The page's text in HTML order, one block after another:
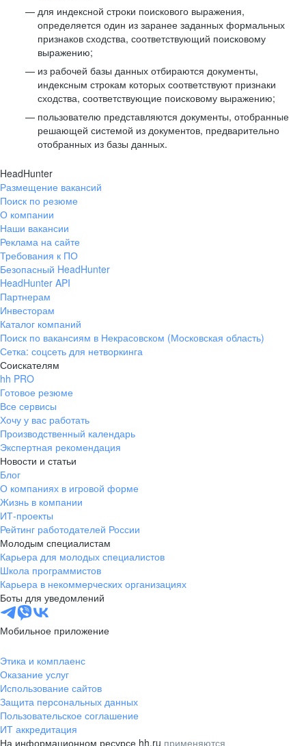
для индексной строки поискового выражения,
определяется один из заранее заданных формальных
признаков сходства, соответствующий поисковому
выражению;
из рабочей базы данных отбираются документы,
индексным строкам которых соответствуют признаки
сходства, соответствующие поисковому выражению;
пользователю представляются документы, отобранные
решающей системой из документов, предварительно
отобранных из базы данных.
HeadHunter
Размещение вакансий
Поиск по резюме
О компании
Наши вакансии
Реклама на сайте
Требования к ПО
Безопасный HeadHunter
HeadHunter API
Партнерам
Инвесторам
Каталог компаний
Поиск по вакансиям в Некрасовском (Московская область)
Сетка: соцсеть для нетворкинга
Соискателям
hh PRO
Готовое резюме
Все сервисы
Хочу у вас работать
Производственный календарь
Экспертная рекомендация
Новости и статьи
Блог
О компаниях в игровой форме
Жизнь в компании
ИТ-проекты
Рейтинг работодателей России
Молодым специалистам
Карьера для молодых специалистов
Школа программистов
Карьера в некоммерческих организациях
Боты для уведомлений
Мобильное приложение
Этика и комплаенс
Оказание услуг
Использование сайтов
Защита персональных данных
Пользовательское соглашение
ИТ аккредитация
На информационном ресурсе hh.ru применяются